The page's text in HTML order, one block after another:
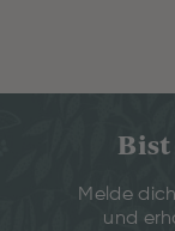
Bist
Melde
und